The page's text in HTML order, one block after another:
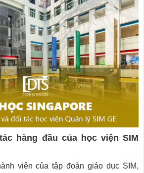
hàng đầu của học viện SIM
viên của tập đoàn giáo dục SIM,